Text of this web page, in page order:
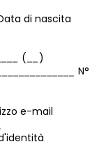
di nascita
(
)
N°
e-mail